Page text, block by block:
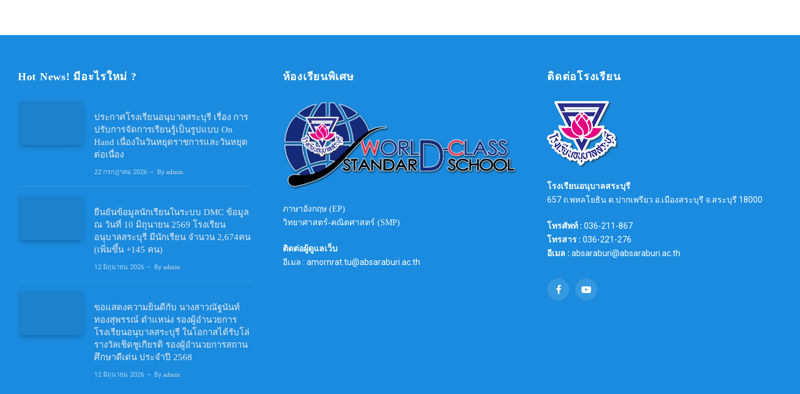
Hot News! มีอะไรใหม่ ?
ประกาศโรงเรียนอนุบาลสระบุรี เรื่อง การ
ปรับการจัดการเรียนรู้เป็นรูปแบบ On
Hand เนื่องในวันหยุดราชการและวันหยุด
ต่อเนื่อง
22 กรกฎาคม 2026 By admin
ยืนยันข้อมูลนักเรียนในระบบ DMC ข้อมูล
ณ วันที่ 10 มิถุนายน 2569 โรงเรียน
อนุบาลสระบุรี มีนักเรียน จำนวน 2,674คน
(เพิ่มขึ้น +145 คน)
12 มิถุนายน 2026 By admin
ขอแสดงความยินดีกับ นางสาวณัฐนันท์
ทองสุพรรณ์ ตำแหน่ง รองผู้อำนวยการ
โรงเรียนอนุบาลสระบุรี ในโอกาสได้รับโล่
รางวัลเชิดชูเกียรติ รองผู้อำนวยการสถาน
ศึกษาดีเด่น ประจำปี 2568
12 มิถุนายน 2026 By admin
ห้องเรียนพิเศษ
ภาษาอังกฤษ (EP)
วิทยาศาสตร์-คณิตศาสตร์ (SMP)
ติดต่อผู้ดูแลเว็บ
อีเมล : amornrat.tu@absaraburi.ac.th
ติดต่อโรงเรียน
โรงเรียนอนุบาลสระบุรี
657 ถ.พหลโยธิน ต.ปากเพรียว อ.เมืองสระบุรี จ.สระบุรี 18000
โทรศัพท์ : 036-211-867
โทรสาร : 036-221-276
อีเมล : absaraburi@absaraburi.ac.th
FacebookYouTube